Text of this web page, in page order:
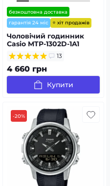
безкоштовна доставка
гарантія 24 міс
⭐ хіт продажів
Чоловічий годинник
Casio MTP-1302D-1A1
13
4 660 грн
Купити
-20%